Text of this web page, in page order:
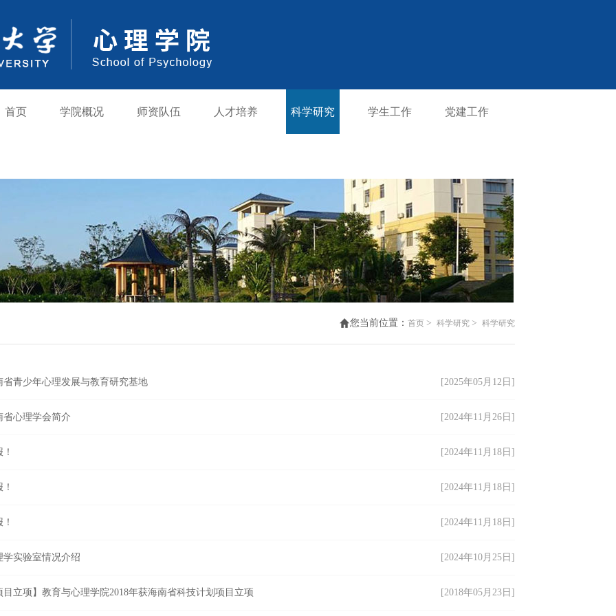
首页 学院概况 师资队伍 人才培养 科学研究 学生工作 党建工作
您当前位置： 首页 > 科学研究 > 科学研究
省青少年心理发展与教育研究基地 [2025年05月12日]
省心理学会简介 [2024年11月26日]
[2024年11月18日]
[2024年11月18日]
[2024年11月18日]
学实验室情况介绍 [2024年10月25日]
目立项】教育与心理学院2018年获海南省科技计划项目立项 [2018年05月23日]